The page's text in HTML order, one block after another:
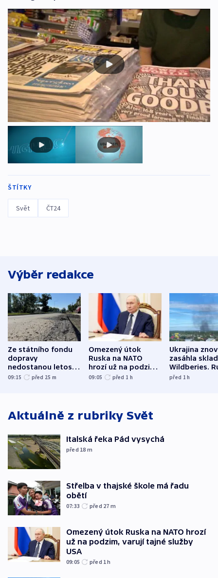
ŠTÍTKY
Svět ČT24
Výběr redakce
Ze státního fondu
dopravy
nedostanou letos
kraje na silnice ani
09:15 před 25 m
Omezený útok
Ruska na NATO
hrozí už na podzim,
varují tajné služby
09:05 před 1 h
Ukrajina
zasáhla
Wildberies.
útočili v
před 1h
Aktuálně z rubriky Svět
Italská řeka Pád vysychá
před 18 m
Střelba v thajské škole má řadu
obětí
07:33 před 27 m
Omezený útok Ruska na NATO hrozí
už na podzim, varují tajné služby
USA
09:05 před 1h